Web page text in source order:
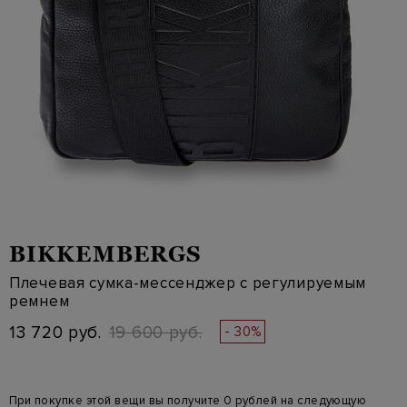
BIKKEMBERGS
Плечевая сумка-мессенджер с регулируемым
ремнем
13 720 руб. 19 600 руб. - 30%
При покупке этой вещи вы получите 0 рублей на следующую